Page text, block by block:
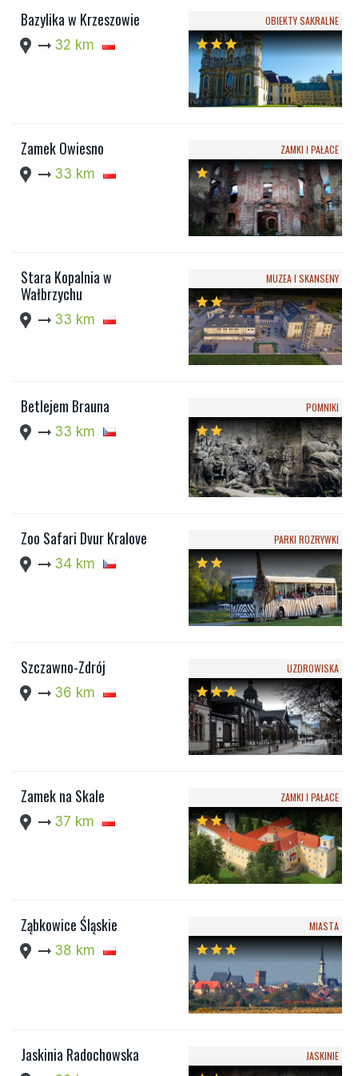
Bazylika w Krzeszowie
location_pin arrow_right_alt 32 km
OBIEKTY SAKRALNE
starstarstar
Zamek Owiesno
location_pin arrow_right_alt 33 km
ZAMKI I PAŁACE
star
Stara Kopalnia w
Wałbrzychu
location_pin arrow_right_alt 33 km
MUZEA I SKANSENY
starstar
Betlejem Brauna
location_pin arrow_right_alt 33 km
POMNIKI
starstar
Zoo Safari Dvur Kralove
location_pin arrow_right_alt 34 km
PARKI ROZRYWKI
starstar
Szczawno-Zdrój
location_pin arrow_right_alt 36 km
UZDROWISKA
starstarstar
Zamek na Skale
location_pin arrow_right_alt 37 km
ZAMKI I PAŁACE
starstar
Ząbkowice Śląskie
location_pin arrow_right_alt 38 km
MIASTA
starstarstar
Jaskinia Radochowska JASKINIE